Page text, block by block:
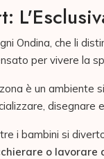
Ondina, che li
per vivere la
è un ambiente
i bambini si
o lavorare